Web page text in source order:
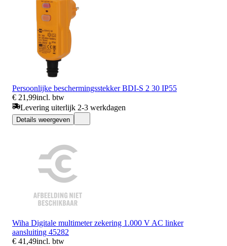
Persoonlijke beschermingsstekker BDI-S 2 30 IP55
€ 21,99incl. btw
Levering uiterlijk 2-3 werkdagen
Details weergeven
Wiha Digitale multimeter zekering 1.000 V AC linker
aansluiting 45282
€ 41,49incl. btw